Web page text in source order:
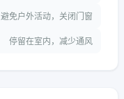
避免户外活动，关闭门窗
停留在室内，减少通风